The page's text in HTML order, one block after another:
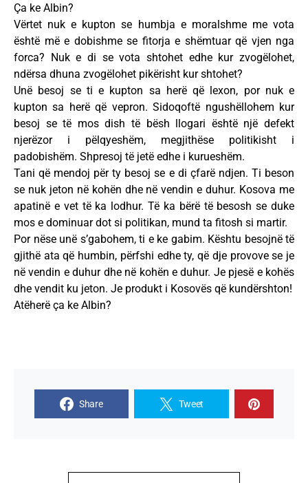
Ça ke Albin?
Vërtet nuk e kupton se humbja e moralshme me vota
është më e dobishme se fitorja e shëmtuar që vjen nga
forca? Nuk e di se vota shtohet edhe kur zvogëlohet,
ndërsa dhuna zvogëlohet pikërisht kur shtohet?
Unë besoj se ti e kupton sa herë që lexon, por nuk e
kupton sa herë që vepron. Sidoqoftë ngushëllohem kur
besoj se të mos dish të bësh llogari është një defekt
njerëzor i pëlqyeshëm, megjithëse politikisht i
padobishëm. Shpresoj të jetë edhe i kurueshëm.
Tani që mendoj për ty besoj se e di çfarë ndjen. Ti beson
se nuk jeton në kohën dhe në vendin e duhur. Kosova me
apatinë e vet të ka lodhur. Të ka bërë të besosh se duke
mos e dominuar dot si politikan, mund ta fitosh si martir.
Por nëse unë s’gabohem, ti e ke gabim. Kështu besojnë të
gjithë ata që humbin, përfshi edhe ty, që dje provove se je
në vendin e duhur dhe në kohën e duhur. Je pjesë e kohës
dhe vendit ku jeton. Je produkt i Kosovës që kundërshton!
Atëherë ça ke Albin?
Share Tweet